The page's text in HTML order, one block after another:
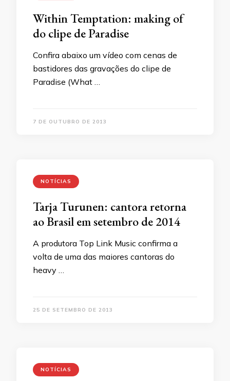
Within Temptation: making of
do clipe de Paradise
Confira abaixo um vídeo com cenas de
bastidores das gravações do clipe de
Paradise (What …
7 DE OUTUBRO DE 2013
NOTÍCIAS
Tarja Turunen: cantora retorna
ao Brasil em setembro de 2014
A produtora Top Link Music confirma a
volta de uma das maiores cantoras do
heavy …
25 DE SETEMBRO DE 2013
NOTÍCIAS